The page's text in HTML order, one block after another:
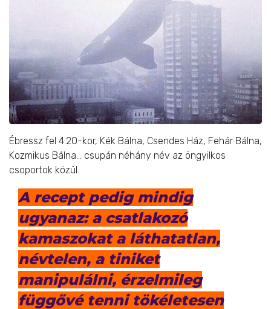
Ébressz fel 4:20-kor, Kék Bálna, Csendes Ház, Fehár Bálna,
Kozmikus Bálna… csupán néhány név az öngyilkos
csoportok közül.
A recept pedig mindig
ugyanaz: a csatlakozó
kamaszokat a láthatatlan,
névtelen, a tiniket
manipulálni, érzelmileg
függővé tenni tökéletesen